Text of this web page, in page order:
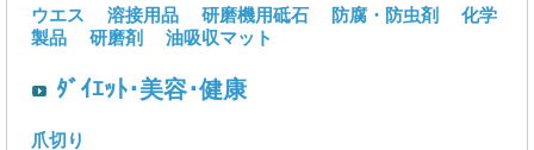
ウエス 溶接用品 研磨機用砥石 防腐・防虫剤
化学
製品
研磨剤 油吸収マット
ﾀﾞｲｴｯﾄ･美容･健康
爪切り